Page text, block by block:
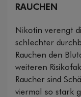
RAUCHEN
Nikotin verengt
schlechter
Rauchen den
weiteren
Raucher sind
viermal so stark